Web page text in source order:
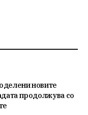
новите
продолжува со